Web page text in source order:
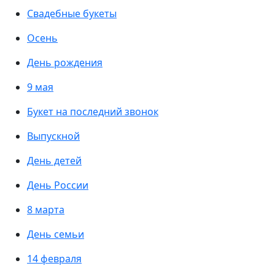
Свадебные букеты
Осень
День рождения
9 мая
Букет на последний звонок
Выпускной
День детей
День России
8 марта
День семьи
14 февраля